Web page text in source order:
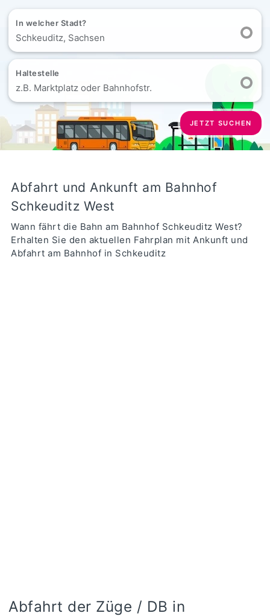
In welcher Stadt?
Schkeuditz, Sachsen
Haltestelle
z.B. Marktplatz oder Bahnhofstr.
JETZT SUCHEN
Abfahrt und Ankunft am Bahnhof
Schkeuditz West
Wann fährt die Bahn am Bahnhof Schkeuditz West?
Erhalten Sie den aktuellen Fahrplan mit Ankunft und
Abfahrt am Bahnhof in Schkeuditz
Abfahrt der Züge / DB in